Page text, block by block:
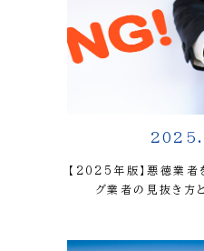
【2025年版】悪徳業者
グ業者の見抜き方